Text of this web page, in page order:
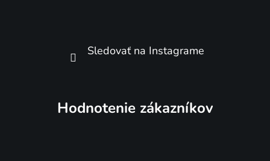
Hodnotenie zákazníkov
Sledovať na Instagrame